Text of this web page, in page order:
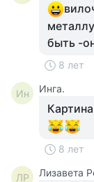
быть -
8 лет
Ин Инга.
8 лет
ЛР Лизавета